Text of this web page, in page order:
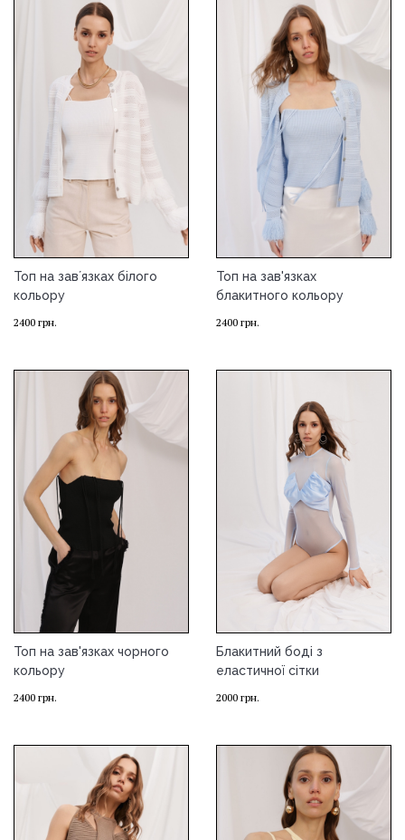
Топ на завʼязках білого
кольору
2400 грн.
Топ на зав'язках
блакитного кольору
2400 грн.
Топ на зав'язках чорного
кольору
2400 грн.
Блакитний боді з
еластичної сітки
2000 грн.